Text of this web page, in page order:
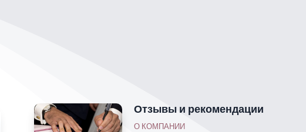
Отзывы и рекомендации
О КОМПАНИИ